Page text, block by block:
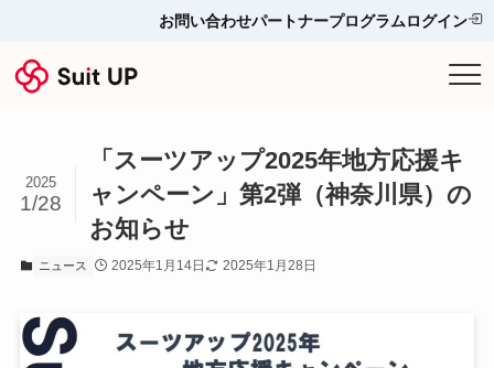
プランと料金
他ツールとの比較＆選び方
お役立ち情報
お問い合わせパートナープログラムログイン
「スーツアップ2025年地方応援キ
ャンペーン」第2弾（神奈川県）の
お知らせ
2025
1/28
ニュース 2025年1月14日 2025年1月28日